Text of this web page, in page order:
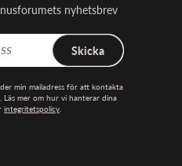
nyhetsbrev
Skicka
min mailadress för att kontakta
mer om hur vi hanterar dina
integritetspolicy.